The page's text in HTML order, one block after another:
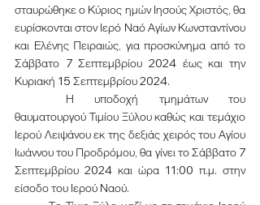
σταυρώθηκε ο Κύριος ημών Ιησούς Χριστός, θα
ευρίσκονται στον Ιερό Ναό Αγίων Κωνσταντίνου
και Ελένης Πειραιώς, για προσκύνημα από το
Σάββατο 7 Σεπτεμβρίου 2024 έως και την
Κυριακή 15 Σεπτεμβρίου 2024.
θαυματουργού Τιμίου Ξύλου καθώς και τεμάχιο
Ιερού Λειψάνου εκ της δεξιάς χειρός του Αγίου
Ιωάννου του Προδρόμου, θα γίνει το Σάββατο 7
Σεπτεμβρίου 2024 και ώρα 11:00 π.μ. στην
είσοδο του Ιερού Ναού.